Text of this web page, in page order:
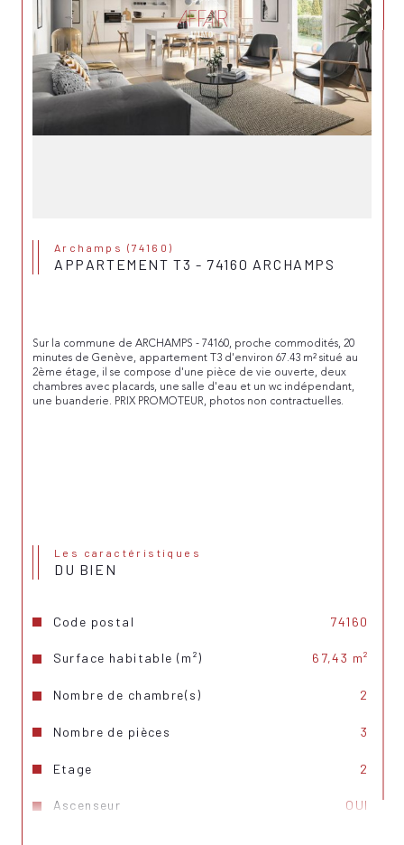
Archamps (74160)
APPARTEMENT T3 - 74160 ARCHAMPS
Sur la commune de ARCHAMPS - 74160, proche commodités, 20
minutes de Genève, appartement T3 d'environ 67.43 m² situé au
2ème étage, il se compose d'une pièce de vie ouverte, deux
chambres avec placards, une salle d'eau et un wc indépendant,
une buanderie. PRIX PROMOTEUR, photos non contractuelles.
Les caractéristiques
DU BIEN
Code postal 74160
Surface habitable (m²) 67,43 m²
Nombre de chambre(s) 2
Nombre de pièces 3
Etage 2
Ascenseur
OUI